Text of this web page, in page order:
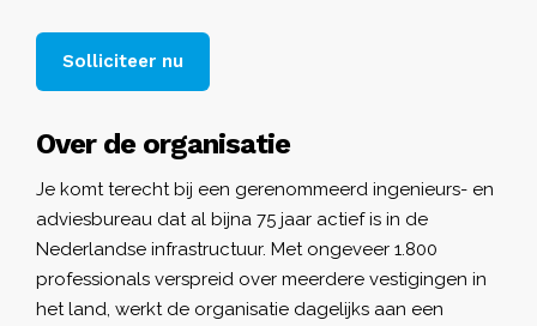
Solliciteer nu
Over de organisatie
Je komt terecht bij een gerenommeerd ingenieurs- en
adviesbureau dat al bijna 75 jaar actief is in de
Nederlandse infrastructuur. Met ongeveer 1.800
professionals verspreid over meerdere vestigingen in
het land, werkt de organisatie dagelijks aan een